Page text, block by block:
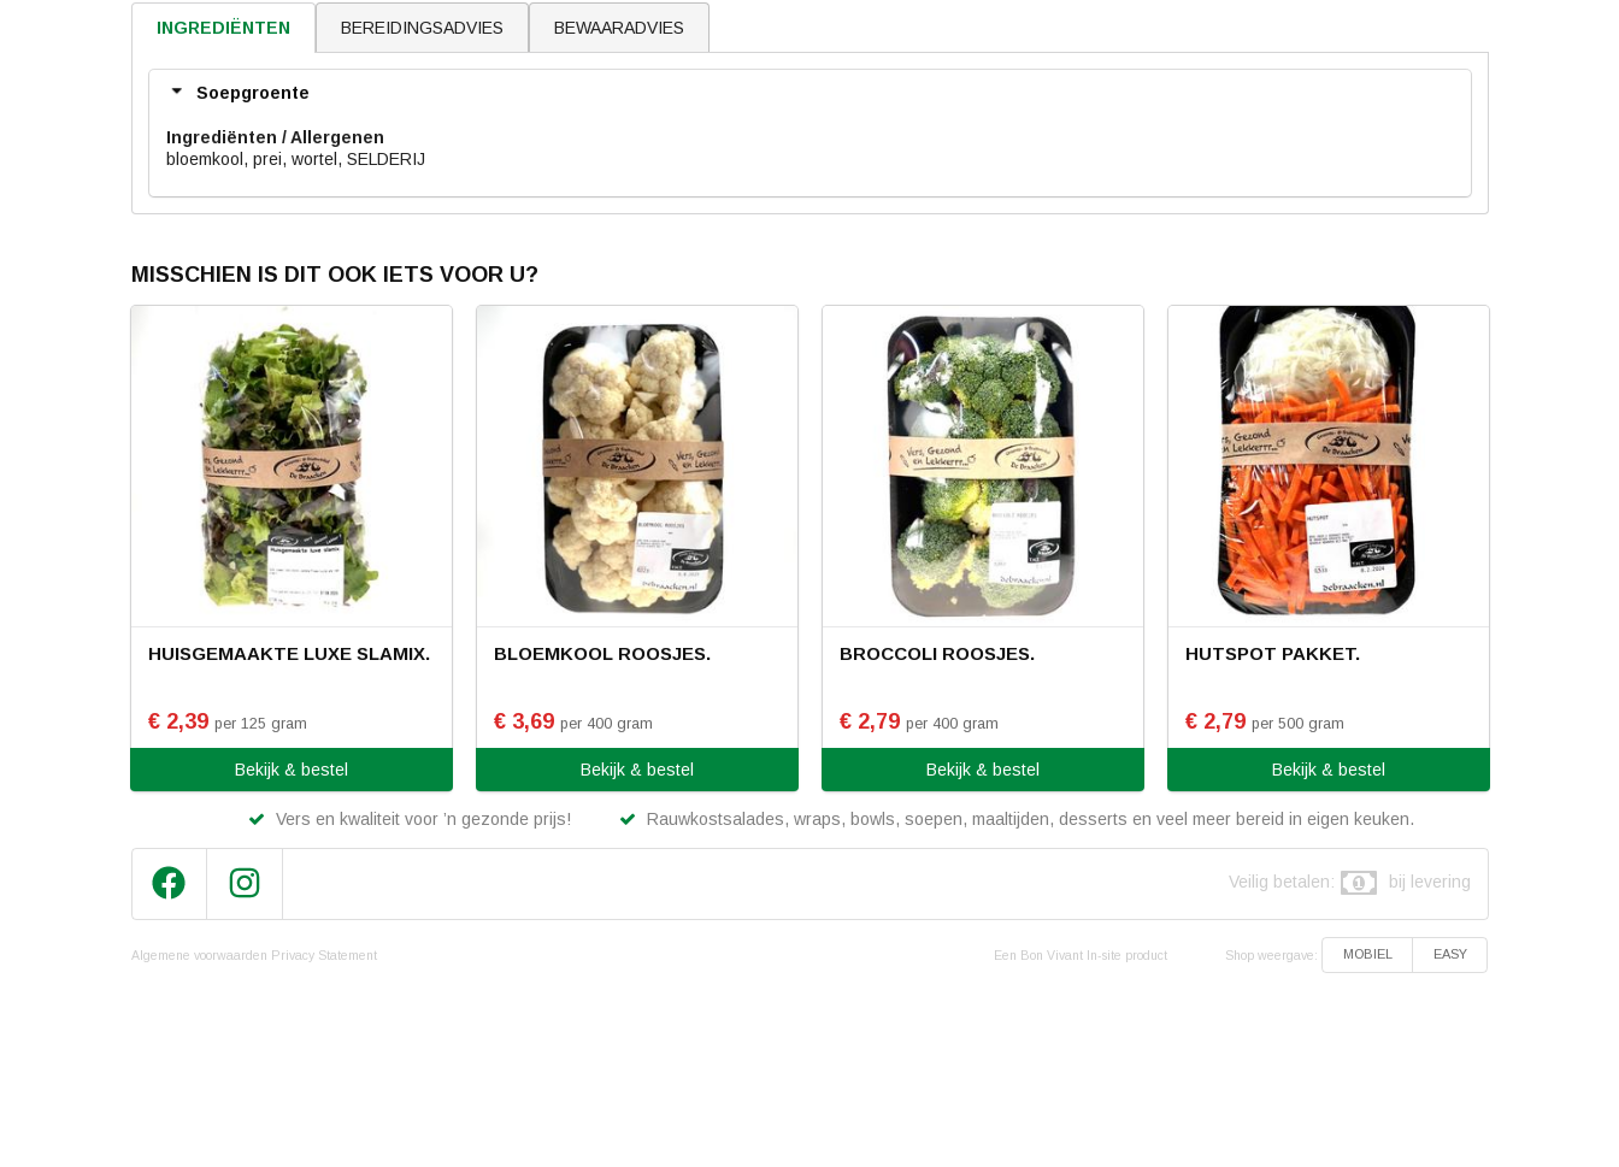
INGREDIËNTEN BEREIDINGSADVIES BEWAARADVIES
Soepgroente
Ingrediënten
bloemkool, prei, wortel, SELDERIJ
MISSCHIEN IS DIT OOK IETS VOOR U?
HUISGEMAAKTE LUXE SLAMIX.
€ 2,39 per 125 gram
Bekijk & bestel
BLOEMKOOL ROOSJES.
€ 3,69 per 400 gram
Bekijk & bestel
BROCCOLI ROOSJES.
€ 2,79 per 400 gram
Bekijk & bestel
HUTSPOT PAKKET.
€ 2,79 per 500 gram
Bekijk & bestel
Vers en kwaliteit voor ’n gezonde prijs! Rauwkostsalades, wraps, bowls, soepen, maaltijden, desserts en veel meer bereid in eigen keuken.
Veilig betalen: bij levering
Algemene voorwaarden Privacy Statement Een Bon Vivant In-site product Shop weergave: MOBIEL EASY